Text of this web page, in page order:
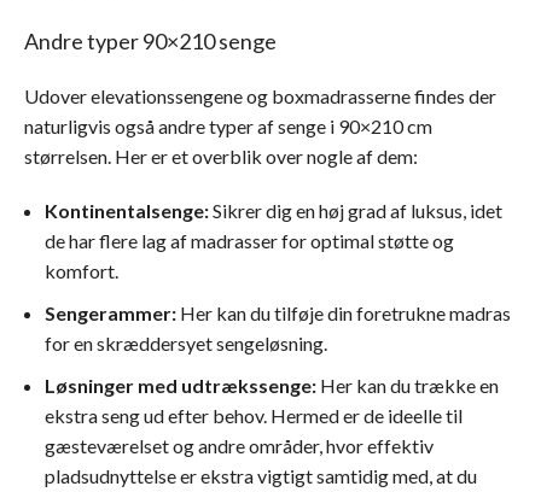
Andre typer 90×210 senge
Udover elevationssengene og boxmadrasserne findes der
naturligvis også andre typer af senge i 90×210 cm
størrelsen. Her er et overblik over nogle af dem:
Kontinentalsenge:Sikrer dig en høj grad af luksus, idet
de har flere lag af madrasser for optimal støtte og
komfort.
Sengerammer: Her kan du tilføje din foretrukne madras
for en skræddersyet sengeløsning.
Løsninger med udtrækssenge: Her kan du trække en
ekstra seng ud efter behov. Hermed er de ideelle til
gæsteværelset og andre områder, hvor effektiv
pladsudnyttelse er ekstra vigtigt samtidig med, at du